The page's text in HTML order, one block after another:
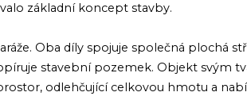
základní koncept stavby.
Oba díly spojuje společná plochá
stavební pozemek. Objekt svým
odlehčující celkovou hmotu a